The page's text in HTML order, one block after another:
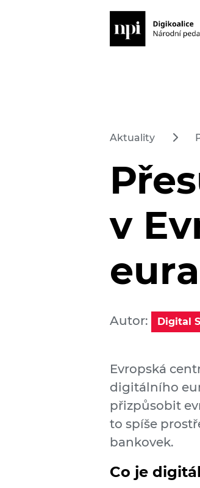
Aktuality
v
eura
Autor: Digital
Evropská
digitálního
přizpůsobit
to spíše
bankovek.
Co je